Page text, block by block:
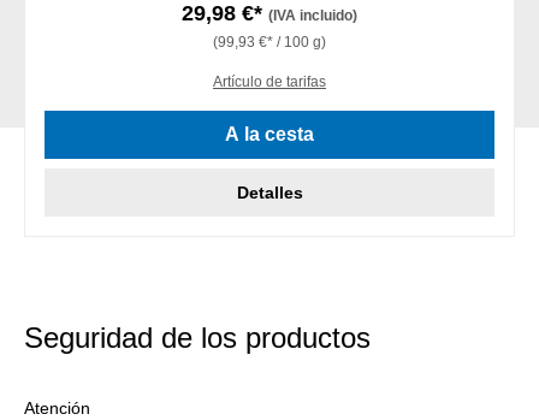
29,98 €* (IVA incluido)
(99,93 €* / 100 g)
Artículo de tarifas
A la cesta
Detalles
Seguridad de los productos
Atención